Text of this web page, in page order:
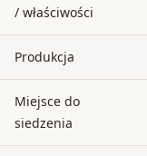
/ właściwości
Produkcja
Miejsce do
siedzenia